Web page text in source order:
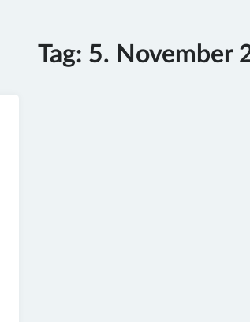
Tag: 5. November